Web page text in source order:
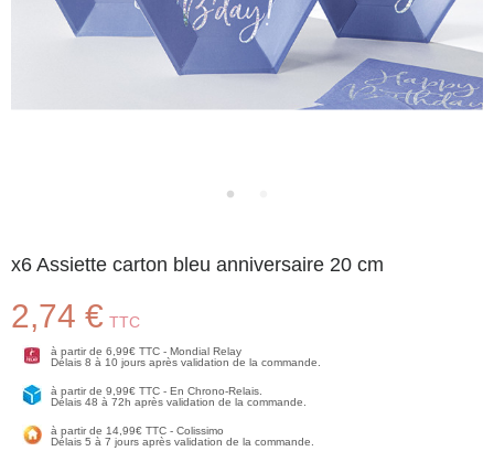
x6 Assiette carton bleu anniversaire 20 cm
2,74 € TTC
à partir de 6,99€ TTC - Mondial Relay
Délais 8 à 10 jours après validation de la commande.
à partir de 9,99€ TTC - En Chrono-Relais.
Délais 48 à 72h après validation de la commande.
à partir de 14,99€ TTC - Colissimo
Délais 5 à 7 jours après validation de la commande.